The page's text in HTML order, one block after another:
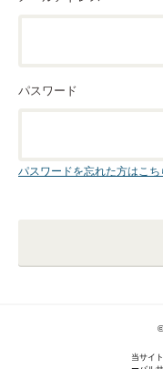
パスワード
パスワードを忘れた方はこち
当サイ